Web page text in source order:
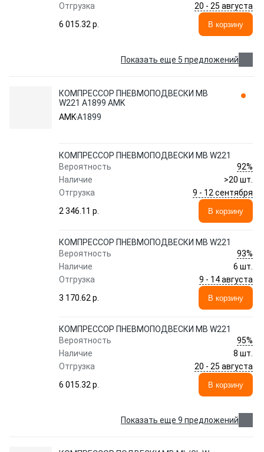
Отгрузка
20 - 25 августа
6 015.32 p.
В корзину
Показать еще 5 предложений
КОМПРЕССОР ПНЕВМОПОДВЕСКИ MB
W221 A1899 AMK
AMKA1899
КОМПРЕССОР ПНЕВМОПОДВЕСКИ MB W221
Вероятность
92%
Наличие
>20 шт.
Отгрузка
9 - 12 сентября
2 346.11 p.
В корзину
КОМПРЕССОР ПНЕВМОПОДВЕСКИ MB W221
Вероятность
93%
Наличие
6 шт.
Отгрузка
9 - 14 августа
3 170.62 p.
В корзину
КОМПРЕССОР ПНЕВМОПОДВЕСКИ MB W221
Вероятность
95%
Наличие
8 шт.
Отгрузка
20 - 25 августа
6 015.32 p.
В корзину
Показать еще 9 предложений